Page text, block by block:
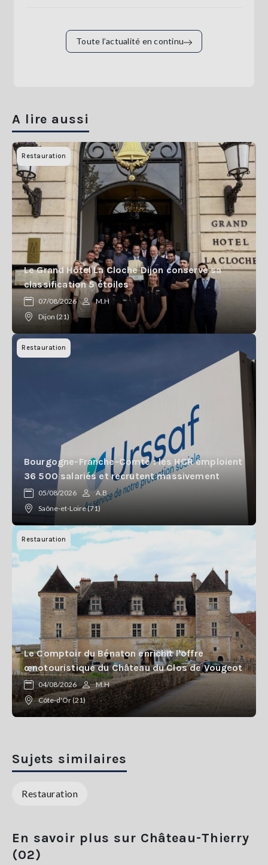
Toute l’actualité en continu
A lire aussi
Restauration
Le Grand Hôtel La Cloche Dijon conserve sa
classification 5 étoiles
07/08/2026
M.H
Dijon (21)
Restauration
Bourgogne-Franche-Comté : les HCR emploient
36 500 salariés et recrutent massivement
05/08/2026
A.B
Saône-et-Loire (71)
Restauration
Le Comptoir du Bénaton enrichit l'offre
œnotouristique du Château du Clos de Vougeot
04/08/2026
M.H
Côte-d'Or (21)
Sujets similaires
Restauration
En savoir plus sur Château-Thierry
(02)